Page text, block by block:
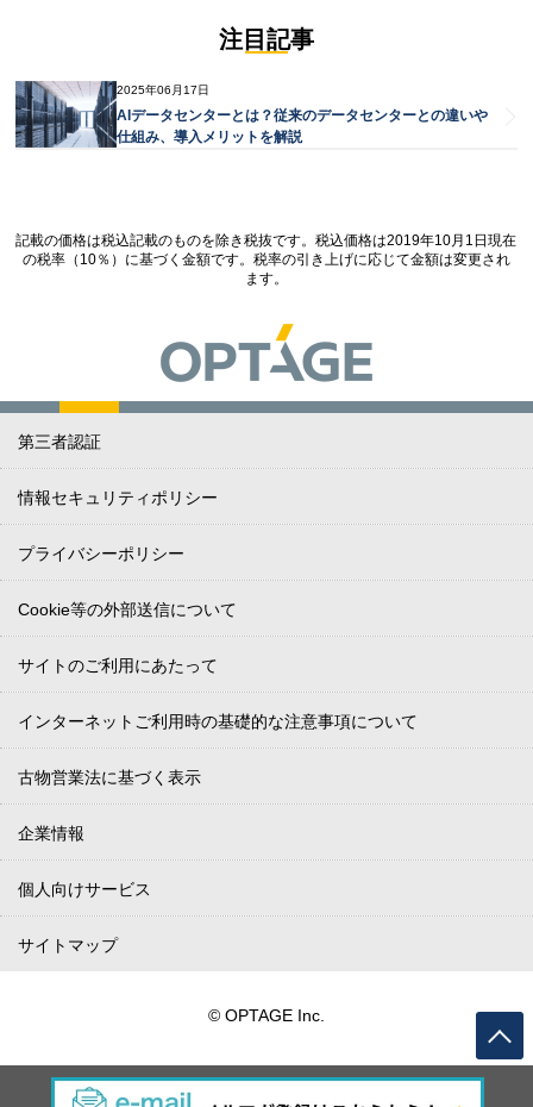
注目記事
2025年06月17日
AIデータセンターとは？従来のデータセンターとの違いや
仕組み、導入メリットを解説
記載の価格は税込記載のものを除き税抜です。税込価格は2019年10月1日現在
の税率（10％）に基づく金額です。税率の引き上げに応じて金額は変更され
ます。
第三者認証
情報セキュリティポリシー
プライバシーポリシー
Cookie等の外部送信について
サイトのご利用にあたって
インターネットご利用時の基礎的な注意事項について
古物営業法に基づく表示
企業情報
個人向けサービス
サイトマップ
© OPTAGE Inc.